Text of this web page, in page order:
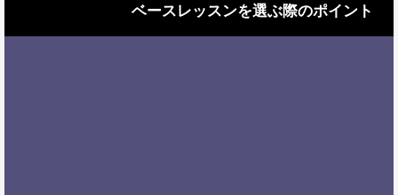
ベースレッスンを選ぶ際のポイント